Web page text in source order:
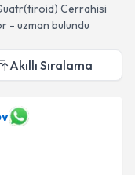
Cerrahisi
- uzman bulundu
Akıllı Sıralama